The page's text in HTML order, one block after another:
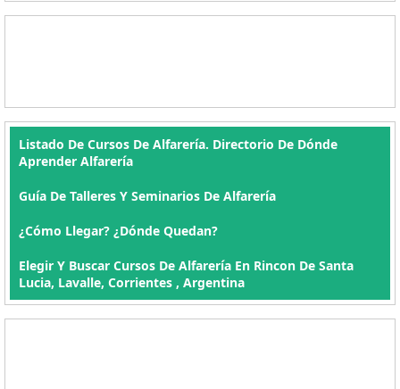
Listado De Cursos De Alfarería. Directorio De Dónde
Aprender Alfarería
Guía De Talleres Y Seminarios De Alfarería
¿Cómo Llegar? ¿Dónde Quedan?
Elegir Y Buscar Cursos De Alfarería En Rincon De Santa
Lucia, Lavalle, Corrientes , Argentina